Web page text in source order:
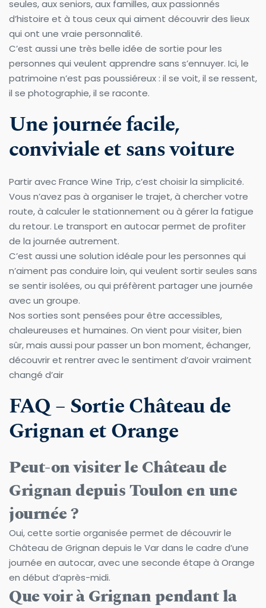
seules, aux seniors, aux familles, aux passionnés
d’histoire et à tous ceux qui aiment découvrir des lieux
qui ont une vraie personnalité.
C’est aussi une très belle idée de sortie pour les
personnes qui veulent apprendre sans s’ennuyer. Ici, le
patrimoine n’est pas poussiéreux : il se voit, il se ressent,
il se photographie, il se raconte.
Une journée facile,
conviviale et sans voiture
Partir avec France Wine Trip, c’est choisir la simplicité.
Vous n’avez pas à organiser le trajet, à chercher votre
route, à calculer le stationnement ou à gérer la fatigue
du retour. Le transport en autocar permet de profiter
de la journée autrement.
C’est aussi une solution idéale pour les personnes qui
n’aiment pas conduire loin, qui veulent sortir seules sans
se sentir isolées, ou qui préfèrent partager une journée
avec un groupe.
Nos sorties sont pensées pour être accessibles,
chaleureuses et humaines. On vient pour visiter, bien
sûr, mais aussi pour passer un bon moment, échanger,
découvrir et rentrer avec le sentiment d’avoir vraiment
changé d’air
FAQ – Sortie Château de
Grignan et Orange
Peut-on visiter le Château de
Grignan depuis Toulon en une
journée ?
Oui, cette sortie organisée permet de découvrir le
Château de Grignan depuis le Var dans le cadre d’une
journée en autocar, avec une seconde étape à Orange
en début d’après-midi.
Que voir à Grignan pendant la